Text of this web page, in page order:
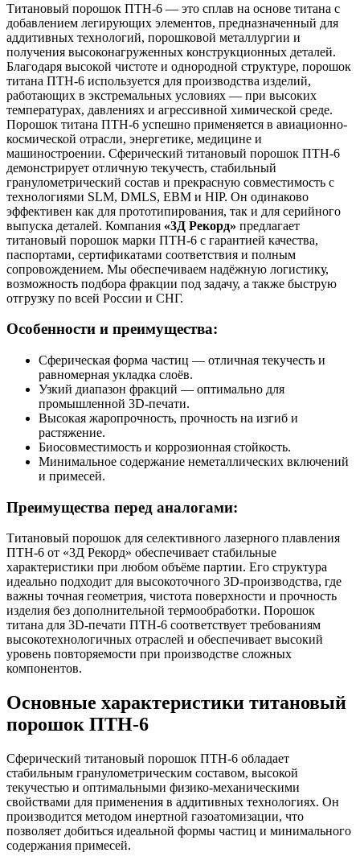
Титановый порошок ПТН-6 — это сплав на основе титана с
добавлением легирующих элементов, предназначенный для
аддитивных технологий, порошковой металлургии и
получения высоконагруженных конструкционных деталей.
Благодаря высокой чистоте и однородной структуре, порошок
титана ПТН-6 используется для производства изделий,
работающих в экстремальных условиях — при высоких
температурах, давлениях и агрессивной химической среде.
Порошок титана ПТН-6 успешно применяется в авиационно-
космической отрасли, энергетике, медицине и
машиностроении. Сферический титановый порошок ПТН-6
демонстрирует отличную текучесть, стабильный
гранулометрический состав и прекрасную совместимость с
технологиями SLM, DMLS, EBM и HIP. Он одинаково
эффективен как для прототипирования, так и для серийного
выпуска деталей. Компания «3Д Рекорд» предлагает
титановый порошок марки ПТН-6 с гарантией качества,
паспортами, сертификатами соответствия и полным
сопровождением. Мы обеспечиваем надёжную логистику,
возможность подбора фракции под задачу, а также быструю
отгрузку по всей России и СНГ.
Особенности и преимущества:
Сферическая форма частиц — отличная текучесть и
равномерная укладка слоёв.
Узкий диапазон фракций — оптимально для
промышленной 3D-печати.
Высокая жаропрочность, прочность на изгиб и
растяжение.
Биосовместимость и коррозионная стойкость.
Минимальное содержание неметаллических включений
и примесей.
Преимущества перед аналогами:
Титановый порошок для селективного лазерного плавления
ПТН-6 от «3Д Рекорд» обеспечивает стабильные
характеристики при любом объёме партии. Его структура
идеально подходит для высокоточного 3D-производства, где
важны точная геометрия, чистота поверхности и прочность
изделия без дополнительной термообработки. Порошок
титана для 3D-печати ПТН-6 соответствует требованиям
высокотехнологичных отраслей и обеспечивает высокий
уровень повторяемости при производстве сложных
компонентов.
Основные характеристики титановый
порошок ПТН-6
Сферический титановый порошок ПТН-6 обладает
стабильным гранулометрическим составом, высокой
текучестью и оптимальными физико-механическими
свойствами для применения в аддитивных технологиях. Он
производится методом инертной газоатомизации, что
позволяет добиться идеальной формы частиц и минимального
содержания примесей.